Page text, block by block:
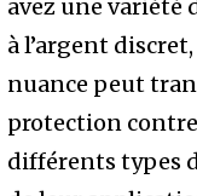
avez une variété
à l’argent
nuance peut
protection
différents types